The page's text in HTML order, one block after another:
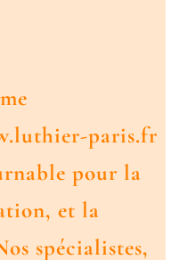
paris.fr
pour la
et la
spécialistes,